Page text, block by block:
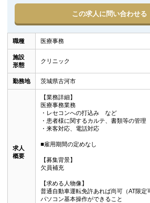
この求人に問い合わせる
職種 医療事務
施設
形態
クリニック
勤務地 茨城県古河市
求人
概要
【業務詳細】
医療事務業務
・レセコンへの打込み　など
・患者様に関するカルテ、書類等の管理
・来客対応、電話対応
■雇用期間の定めなし
【募集背景】
欠員補充
【求める人物像】
普通自動車運転免許あれば尚可（AT限定
パソコン基本操作ができること